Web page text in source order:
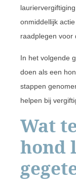
onmiddellijk
raadplegen voor
In het volgende
doen als een
stappen
helpen bij
Wat
hond